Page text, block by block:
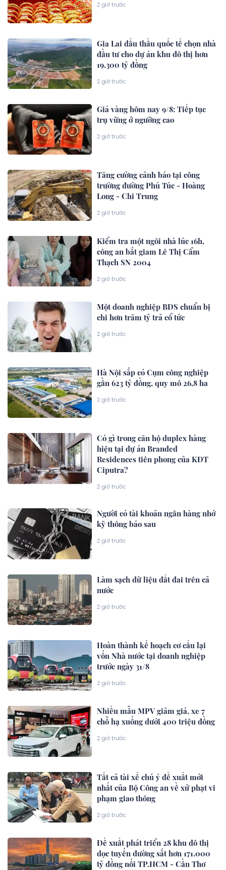
2 giờ trước
Gia Lai đấu thầu quốc tế chọn nhà
đầu tư cho dự án khu đô thị hơn
19.300 tỷ đồng
2 giờ trước
Giá vàng hôm nay 9/8: Tiếp tục
trụ vững ở ngưỡng cao
2 giờ trước
Tăng cường cảnh báo tại công
trường đường Phú Túc - Hoàng
Long - Chi Trung
2 giờ trước
Kiểm tra một ngôi nhà lúc 16h,
công an bắt giam Lê Thị Cẩm
Thạch SN 2004
2 giờ trước
Một doanh nghiệp BĐS chuẩn bị
chi hơn trăm tỷ trả cổ tức
2 giờ trước
Hà Nội sắp có Cụm công nghiệp
gần 623 tỷ đồng, quy mô 26,8 ha
2 giờ trước
Có gì trong căn hộ duplex hàng
hiệu tại dự án Branded
Residences tiên phong của KĐT
Ciputra?
2 giờ trước
Người có tài khoản ngân hàng nhớ
kỹ thông báo sau
2 giờ trước
Làm sạch dữ liệu đất đai trên cả
nước
2 giờ trước
Hoàn thành kế hoạch cơ cấu lại
vốn Nhà nước tại doanh nghiệp
trước ngày 31/8
2 giờ trước
Nhiều mẫu MPV giảm giá, xe 7
chỗ hạ xuống dưới 400 triệu đồng
2 giờ trước
Tất cả tài xế chú ý đề xuất mới
nhất của Bộ Công an về xử phạt vi
phạm giao thông
2 giờ trước
Đề xuất phát triển 28 khu đô thị
dọc tuyến đường sắt hơn 171.000
tỷ đồng nối TP.HCM - Cần Thơ